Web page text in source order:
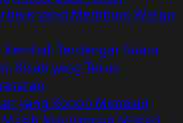
yang Membuat Warga
Terdengar Suara
Kisah yang Terus
yang Konon Menelan